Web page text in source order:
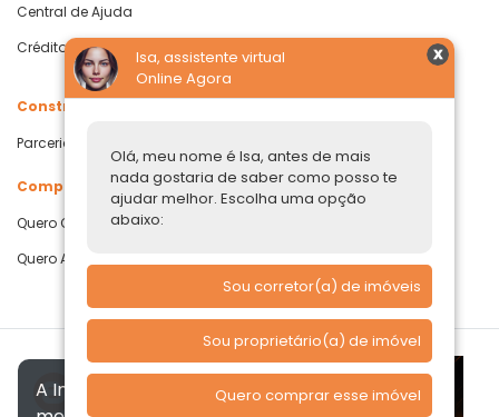
Isa, assistente virtual
Online Agora
Olá, meu nome é Isa, antes de mais
nada gostaria de saber como posso te
ajudar melhor. Escolha uma opção
abaixo:
Sou corretor(a) de imóveis
Sou proprietário(a) de imóvel
Quero comprar esse imóvel
Central de Ajuda
Crédito com Garantia de Imóvel
Construtoras
Parcerias Imobiliárias
Comprar ou alugar
Quero Comprar
Quero Alugar
A Imóvelp utiliza cookies para